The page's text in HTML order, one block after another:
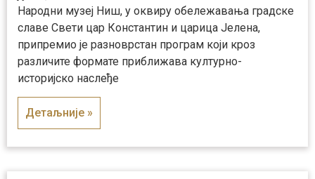
Народни музеј Ниш, у оквиру обележавања градске
славе Свети цар Константин и царица Јелена,
припремио је разноврстан програм који кроз
различите формате приближава културно-
историјско наслеђе
Детаљније »